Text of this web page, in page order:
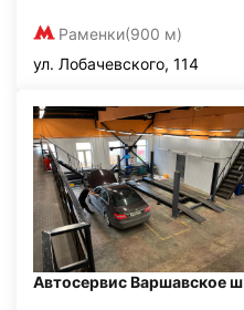
Раменки(900 м)
ул. Лобачевского, 114
Автосервис Варшавское ш